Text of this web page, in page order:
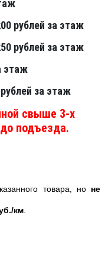
рублей за этаж
рублей за этаж
этаж
за этаж
свыше 3-х
подъезда.
товара, но не
км